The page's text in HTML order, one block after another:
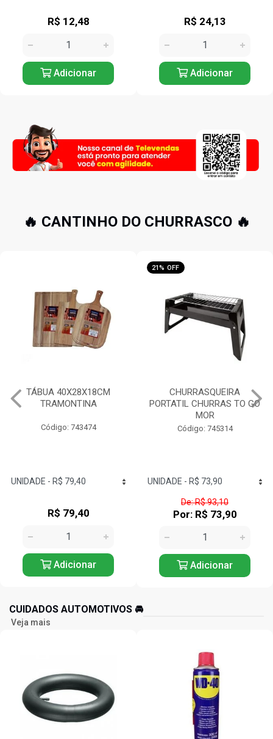
R$ 24,13
Adicionar
R$ 17,12
Adicionar
🔥 CANTINHO DO CHURRASCO 🔥
CHURRASQUEIRA
PORTATIL CHURRAS TO GO
Código: 745314
Por: R$ 73,90
Adicionar
16% OFF
CHURRASQUEIRA
ESMALTADA A BAFO
GUARAPARI MOR
Código: 745334
De: R$ 300,47
Por: R$ 250,90
Adicionar
CUIDADOS AUTOMOTIVOS 🚘️
Veja mais